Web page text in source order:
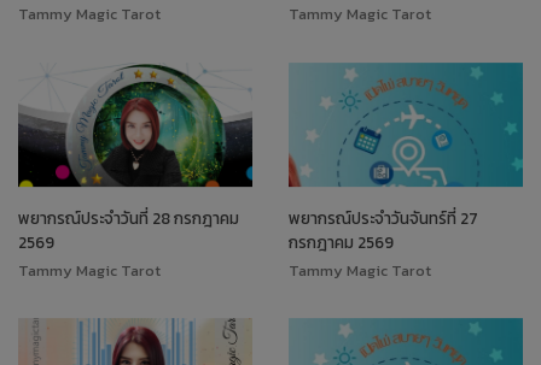
Tammy Magic Tarot Tammy Magic Tarot
พยากรณ์ประจำวันที่ 28 กรกฎาคม
2569
Tammy Magic Tarot
พยากรณ์ประจำวันจันทร์ที่ 27
กรกฎาคม 2569
Tammy Magic Tarot